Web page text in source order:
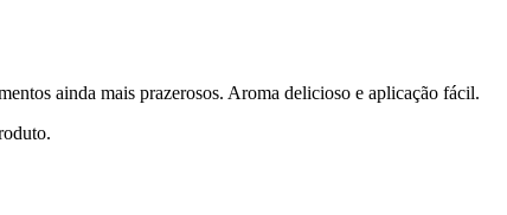
ainda mais prazerosos. Aroma delicioso e aplicação fácil.